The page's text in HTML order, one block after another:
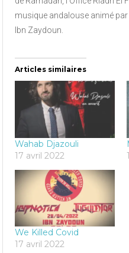
musique andalouse animé par
Ibn Zaydoun.
Articles similaires
Wahab Djazouli
17 avril 2022
We Killed Covid
17 avril 2022